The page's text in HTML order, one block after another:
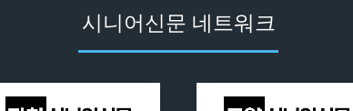
시니어신문 네트워크